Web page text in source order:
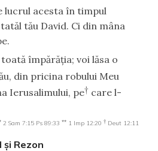
lucrul acesta în timpul
tău David. Ci din mâna
împărăţia; voi lăsa o
din pricina robului Meu
Ierusalimului, pe† care l-
2 Sam 7:15 Ps 89:33 ** 1 Imp 12:20 † Deut 12:11
şi Rezon